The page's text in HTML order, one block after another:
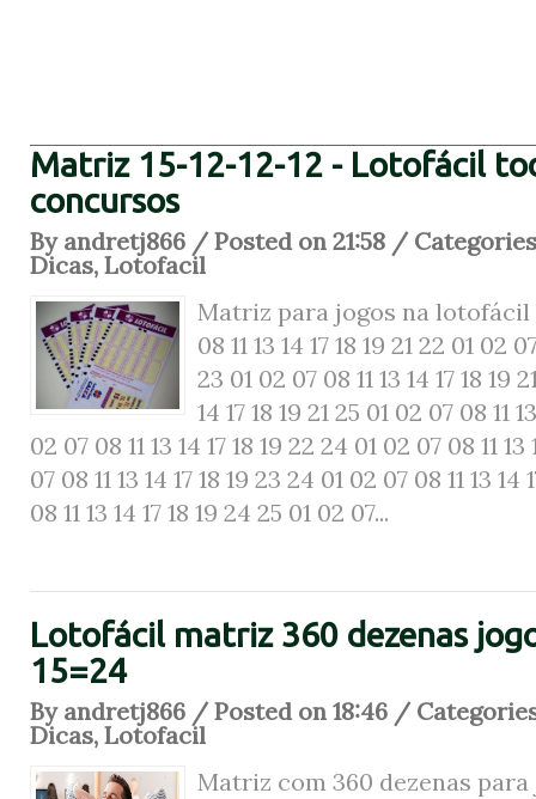
Matriz 15-12-12-12 - Lotofácil
concursos
By andretj866 / Posted on 21:58 /
Dicas,Lotofacil
Matriz para jogos na lotofácil
08 11 13 14 17 18 19 21 22 01 02
23 01 02 07 08 11 13 14 17 18 19
14 17 18 19 21 25 01 02 07 08 11
02 07 08 11 13 14 17 18 19 22 24 01 02 07 08 11
07 08 11 13 14 17 18 19 23 24 01 02 07 08 11 13 14
08 11 13 14 17 18 19 24 25 01 02 07...
Lotofácil matriz 360 dezenas
15=24
By andretj866 / Posted on 18:46 /
Dicas,Lotofacil
Matriz com 360 dezenas